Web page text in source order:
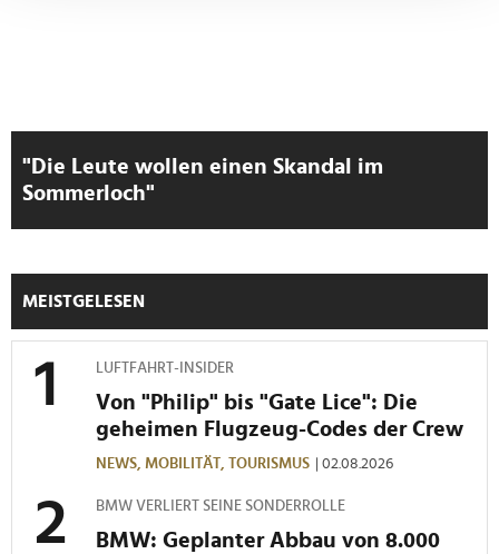
zu können und die Zugriffe auf unsere Website zu
analysieren. Außerdem geben wir Informationen zu Ihrer
Verwendung unserer Website an unsere Partner für
"Die Leute wollen einen Skandal im
Sommerloch"
MEISTGELESEN
LUFTFAHRT-INSIDER
Von "Philip" bis "Gate Lice": Die
geheimen Flugzeug-Codes der Crew
NEWS, MOBILITÄT, TOURISMUS | 02.08.2026
BMW VERLIERT SEINE SONDERROLLE
BMW: Geplanter Abbau von 8.000